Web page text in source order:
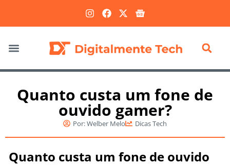
Quanto custa um fone de
ouvido gamer?
Por:Welber Melo Dicas Tech
Quanto custa um fone de ouvido